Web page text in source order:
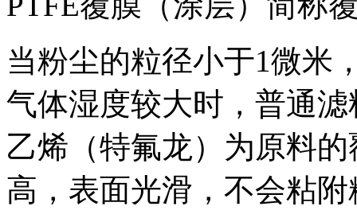
当粉尘的粒径小于1微米
气体湿度较大时，普通
乙烯（特氟龙）为原料
高，表面光滑，不会粘